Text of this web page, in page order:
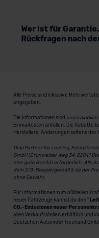
Wer ist für
Rückfragen nach
Alle Preise sind inklusive
angegeben.
Die Informationen sind unverbindlich
Einmalkosten anfallen. Die Rabatte
Herstellers. Änderungen seitens
Dein Partner für Leasing,
GmbH (Grünwalder Weg 34, 82041
eine gute Bonität erforderlich. Alle
dem 2/3-Beispiel gemäß § 6a der
ohne Gewähr.
Für Informationen zum offiziellen
neuer Fahrzeuge kannst du den
CO₂-Emissionen neuer
allen Verkaufsstellen erhältlich und
Deutschen Automobil Treuhand